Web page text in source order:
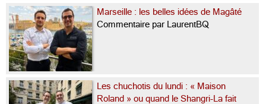
Marseille : les belles idées de Magâté
Commentaire par LaurentBQ
Les chuchotis du lundi : « Maison
Roland » ou quand le Shangri-La fait